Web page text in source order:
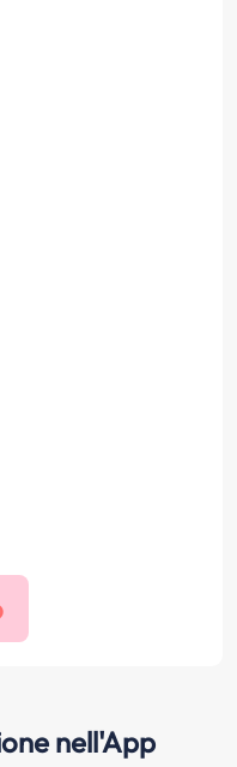
nell'App